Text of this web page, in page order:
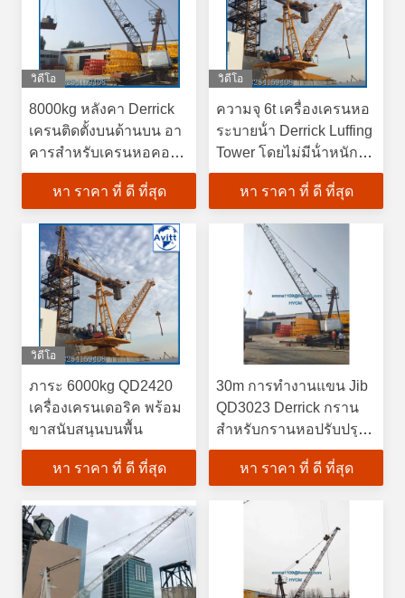
วิดีโอ
8000kg หลังคา Derrick
เครนติดตั้งบนด้านบน อา
คารสําหรับเครนหอคอย
ภายใน
หา ราคา ที่ ดี ที่สุด
วิดีโอ
ความจุ 6t เครื่องเครนหอ
ระบายน้ํา Derrick Luffing
Tower โดยไม่มีน้ําหนัก
และส่วนม้า
หา ราคา ที่ ดี ที่สุด
วิดีโอ
ภาระ 6000kg QD2420
เครื่องเครนเดอริค พร้อม
ขาสนับสนุนบนพื้น
หา ราคา ที่ ดี ที่สุด
30m การทํางานแขน Jib
QD3023 Derrick กราน
สําหรับกรานหอปรับปรุง
ภายใน
หา ราคา ที่ ดี ที่สุด